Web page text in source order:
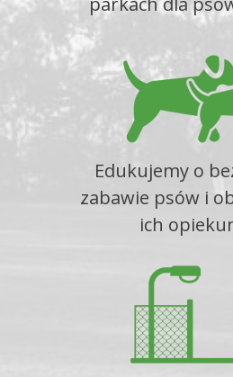
Edukujemy o
zabawie psów i
ich